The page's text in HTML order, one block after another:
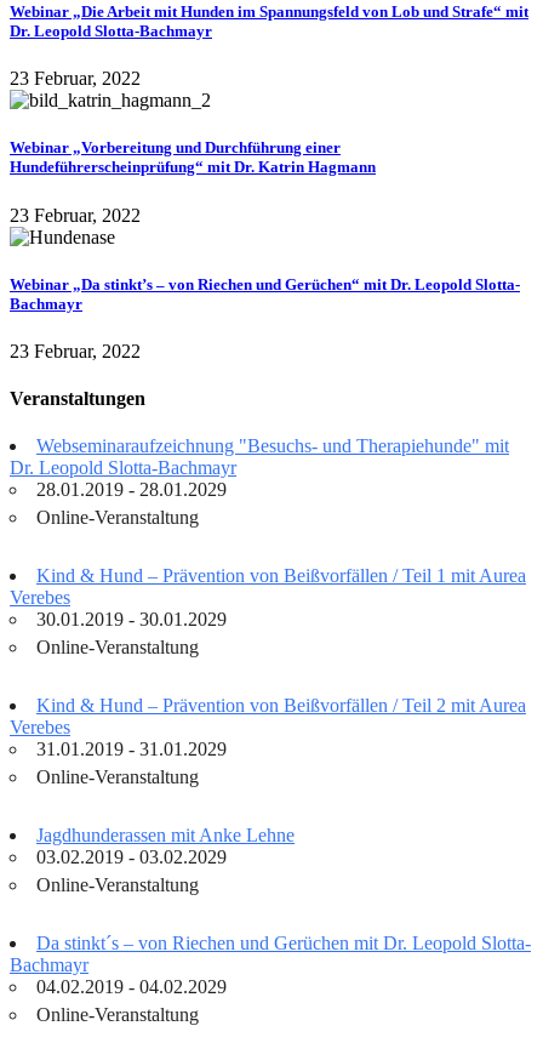
Webinar „Die Arbeit mit Hunden im Spannungsfeld von Lob und Strafe“ mit
Dr. Leopold Slotta-Bachmayr
23 Februar, 2022
Webinar „Vorbereitung und Durchführung einer
Hundeführerscheinprüfung“ mit Dr. Katrin Hagmann
23 Februar, 2022
Webinar „Da stinkt’s – von Riechen und Gerüchen“ mit Dr. Leopold Slotta-
Bachmayr
23 Februar, 2022
Veranstaltungen
Webseminaraufzeichnung "Besuchs- und Therapiehunde" mit
Dr. Leopold Slotta-Bachmayr
28.01.2019 - 28.01.2029
Online-Veranstaltung
Kind & Hund – Prävention von Beißvorfällen / Teil 1 mit Aurea
Verebes
30.01.2019 - 30.01.2029
Online-Veranstaltung
Kind & Hund – Prävention von Beißvorfällen / Teil 2 mit Aurea
Verebes
31.01.2019 - 31.01.2029
Online-Veranstaltung
Jagdhunderassen mit Anke Lehne
03.02.2019 - 03.02.2029
Online-Veranstaltung
Da stinkt´s – von Riechen und Gerüchen mit Dr. Leopold Slotta-
Bachmayr
04.02.2019 - 04.02.2029
Online-Veranstaltung